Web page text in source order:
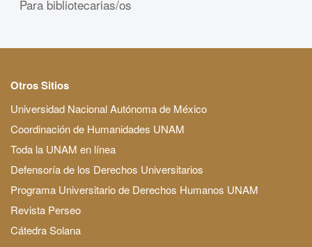
Para bibliotecarias/os
Otros Sitios
Universidad Nacional Autónoma de México
Coordinación de Humanidades UNAM
Toda la UNAM en línea
Defensoría de los Derechos Universitarios
Programa Universitario de Derechos Humanos UNAM
Revista Perseo
Cátedra Solana